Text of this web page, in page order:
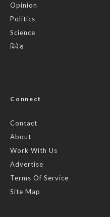
Opinion
Politics
Science
विदेश
Connect
Contact
About
Work With Us
Advertise
Terms Of Service
Site Map